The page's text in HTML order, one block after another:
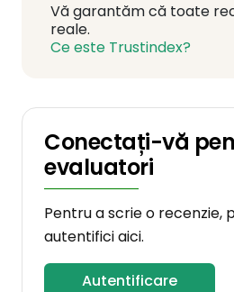
Vă garantăm că toate
reale.
Ce este Trustindex?
Conectați-vă
evaluatori
Pentru a scrie o recenzie,
autentifici aici.
Autentificare